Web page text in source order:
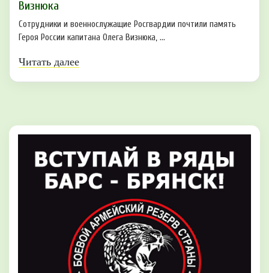
Визнюка
Сотрудники и военнослужащие Росгвардии почтили память
Героя России капитана Олега Визнюка, ...
Читать далее